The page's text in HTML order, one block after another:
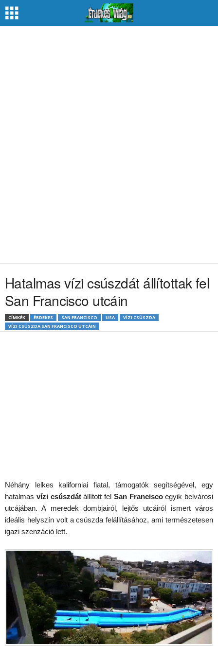
Hatalmas vízi csúszdát állítottak fel
San Francisco utcáin
CÍMKÉK ÉRDEKES SAN FRANCISCO USA
VÍZI CSÚSZDA
VÍZI CSÚSZDA SAN FRANCISCO UTCÁIN
Néhány lelkes kaliforniai fiatal, támogatók segítségével, egy
hatalmas vízi csúszdátállított fel San Franciscoegyik belvárosi
utcájában. A meredek dombjairól, lejtős utcáiról ismert város
ideális helyszín volt a csúszda felállításához, ami természetesen
igazi szenzáció lett.